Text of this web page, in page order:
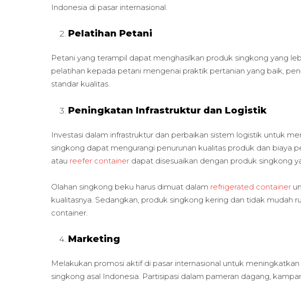
Indonesia di pasar internasional.
Pelatihan Petani
Petani yang terampil dapat menghasilkan produk singkong yang
pelatihan kepada petani mengenai praktik pertanian yang baik,
standar kualitas.
Peningkatan Infrastruktur dan Logistik
Investasi dalam infrastruktur dan perbaikan sistem logistik untuk
singkong dapat mengurangi penurunan kualitas produk dan biaya
atau reefer container dapat disesuaikan dengan produk singkong
Olahan singkong beku harus dimuat dalam refrigerated container
kualitasnya. Sedangkan, produk singkong kering dan tidak mudah
container.
Marketing
Melakukan promosi aktif di pasar internasional untuk
singkong asal Indonesia. Partisipasi dalam pameran dagang,